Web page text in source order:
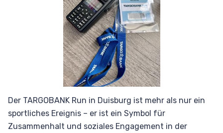
Der TARGOBANK Run in Duisburg ist mehr als nur ein
sportliches Ereignis – er ist ein Symbol für
Zusammenhalt und soziales Engagement in der